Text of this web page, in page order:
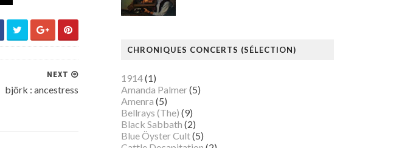
NEXT
björk : ancestress
CHRONIQUES CONCERTS (SÉLECTION)
1914(1)
Amanda Palmer(5)
Amenra (5)
Bellrays (The) (9)
Black Sabbath (2)
Blue Öyster Cult(5)